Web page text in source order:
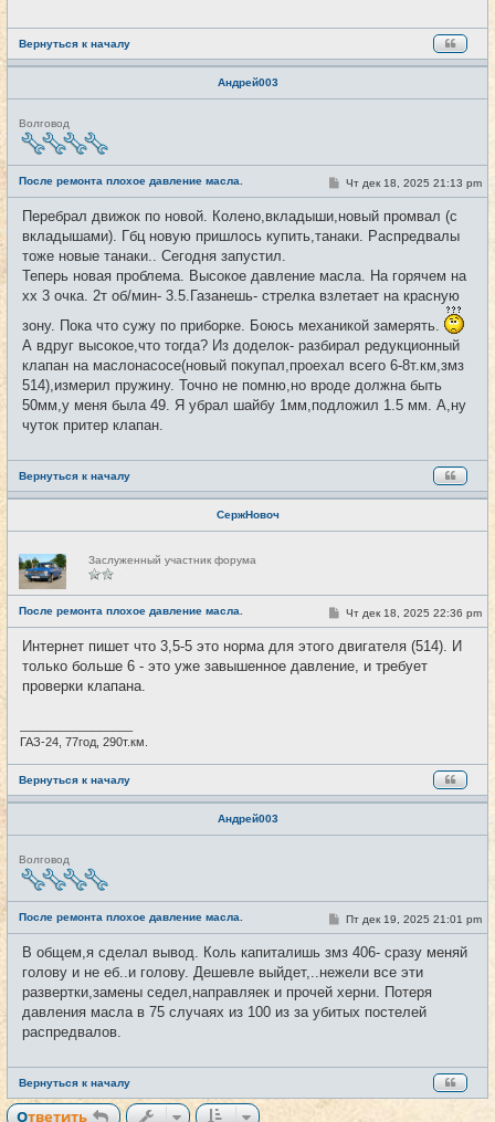
и
Вернуться к началу
Андрей003
Н
е
в
т
и
Волговод
После ремонта плохое давление масла. #27
С
о
б
щ
и
Чт дек 18, 2025 21:13 pm
Перебрал движок по новой. Колено,вкладыши,новый промвал (с
вкладышами). Гбц новую пришлось купить,танаки. Распредвалы
тоже новые танаки.. Сегодня запустил.
Теперь новая проблема. Высокое давление масла. На горячем на
хх 3 очка. 2т об/мин- 3.5.Газанешь- стрелка взлетает на красную
зону. Пока что сужу по приборке. Боюсь механикой замерять.
А вдруг высокое,что тогда? Из доделок- разбирал редукционный
клапан на маслонасосе(новый покупал,проехал всего 6-8т.км,змз
514),измерил пружину. Точно не помню,но вроде должна быть
50мм,у меня была 49. Я убрал шайбу 1мм,подложил 1.5 мм. А,ну
чуток притер клапан.
Вернуться к началу
СержНовоч
Н
е
с
е
т
и
Заслуженный участник форума
После ремонта плохое давление масла. #28
С
о
б
щ
Чт дек 18, 2025 22:36 pm
Интернет пишет что 3,5-5 это норма для этого двигателя (514). И
только больше 6 - это уже завышенное давление, и требует
проверки клапана.
ГАЗ-24, 77год, 290т.км.
Вернуться к началу
Андрей003
Н
е
в
т
и
Волговод
После ремонта плохое давление масла. #29
С
о
б
щ
н
и
Пт дек 19, 2025 21:01 pm
В общем,я сделал вывод. Коль капиталишь змз 406- сразу меняй
голову и не еб..и голову. Дешевле выйдет,..нежели все эти
развертки,замены седел,направляек и прочей херни. Потеря
давления масла в 75 случаях из 100 из за убитых постелей
распредвалов.
Вернуться к началу
Ответить